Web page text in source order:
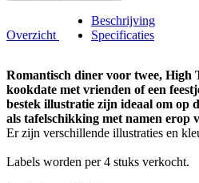
Overzicht
Beschrijving
Specificaties
Romantisch diner voor twee, High
kookdate met vrienden of een
bestek illustratie zijn ideaal om op
als tafelschikking met namen erop
Er zijn verschillende illustraties en
Labels worden per 4 stuks verkocht.